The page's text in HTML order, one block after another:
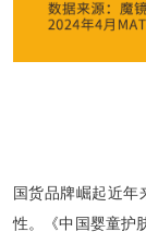
国货品牌崛起近年
性。《中国婴童护